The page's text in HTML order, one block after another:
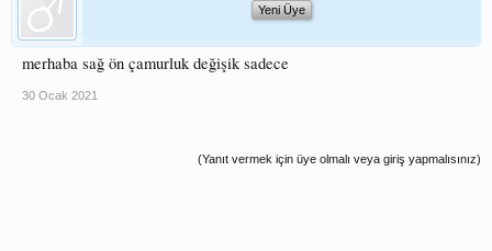
Yeni Üye
merhaba sağ ön çamurluk değişik sadece
30 Ocak 2021
(Yanıt vermek için üye olmalı veya giriş yapmalısınız)